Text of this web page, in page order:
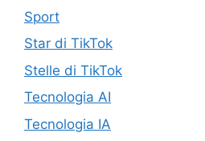
Sport
Star di TikTok
Stelle di TikTok
Tecnologia AI
Tecnologia IA